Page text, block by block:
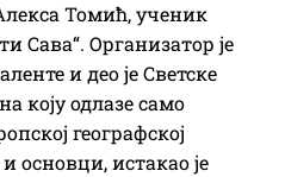
Томић, ученик
Сава“. Организатор је
и део је Светске
коју одлазе само
географској
основци, истакао је